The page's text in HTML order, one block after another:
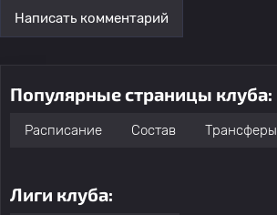
Написать комментарий
Популярные страницы клуба:
Расписание Состав Трансферы
Лиги клуба: